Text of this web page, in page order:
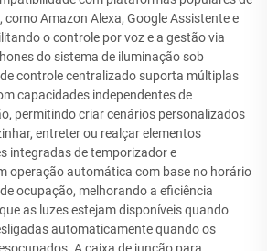
Amazon Alexa, Google Assistente e
o controle por voz e a gestão via
do sistema de iluminação sob
controle centralizado suporta múltiplas
capacidades independentes de
permitindo criar cenários personalizados
entreter ou realçar elementos
integradas de temporizador e
operação automática com base no horário
ocupação, melhorando a eficiência
as luzes estejam disponíveis quando
automaticamente quando os